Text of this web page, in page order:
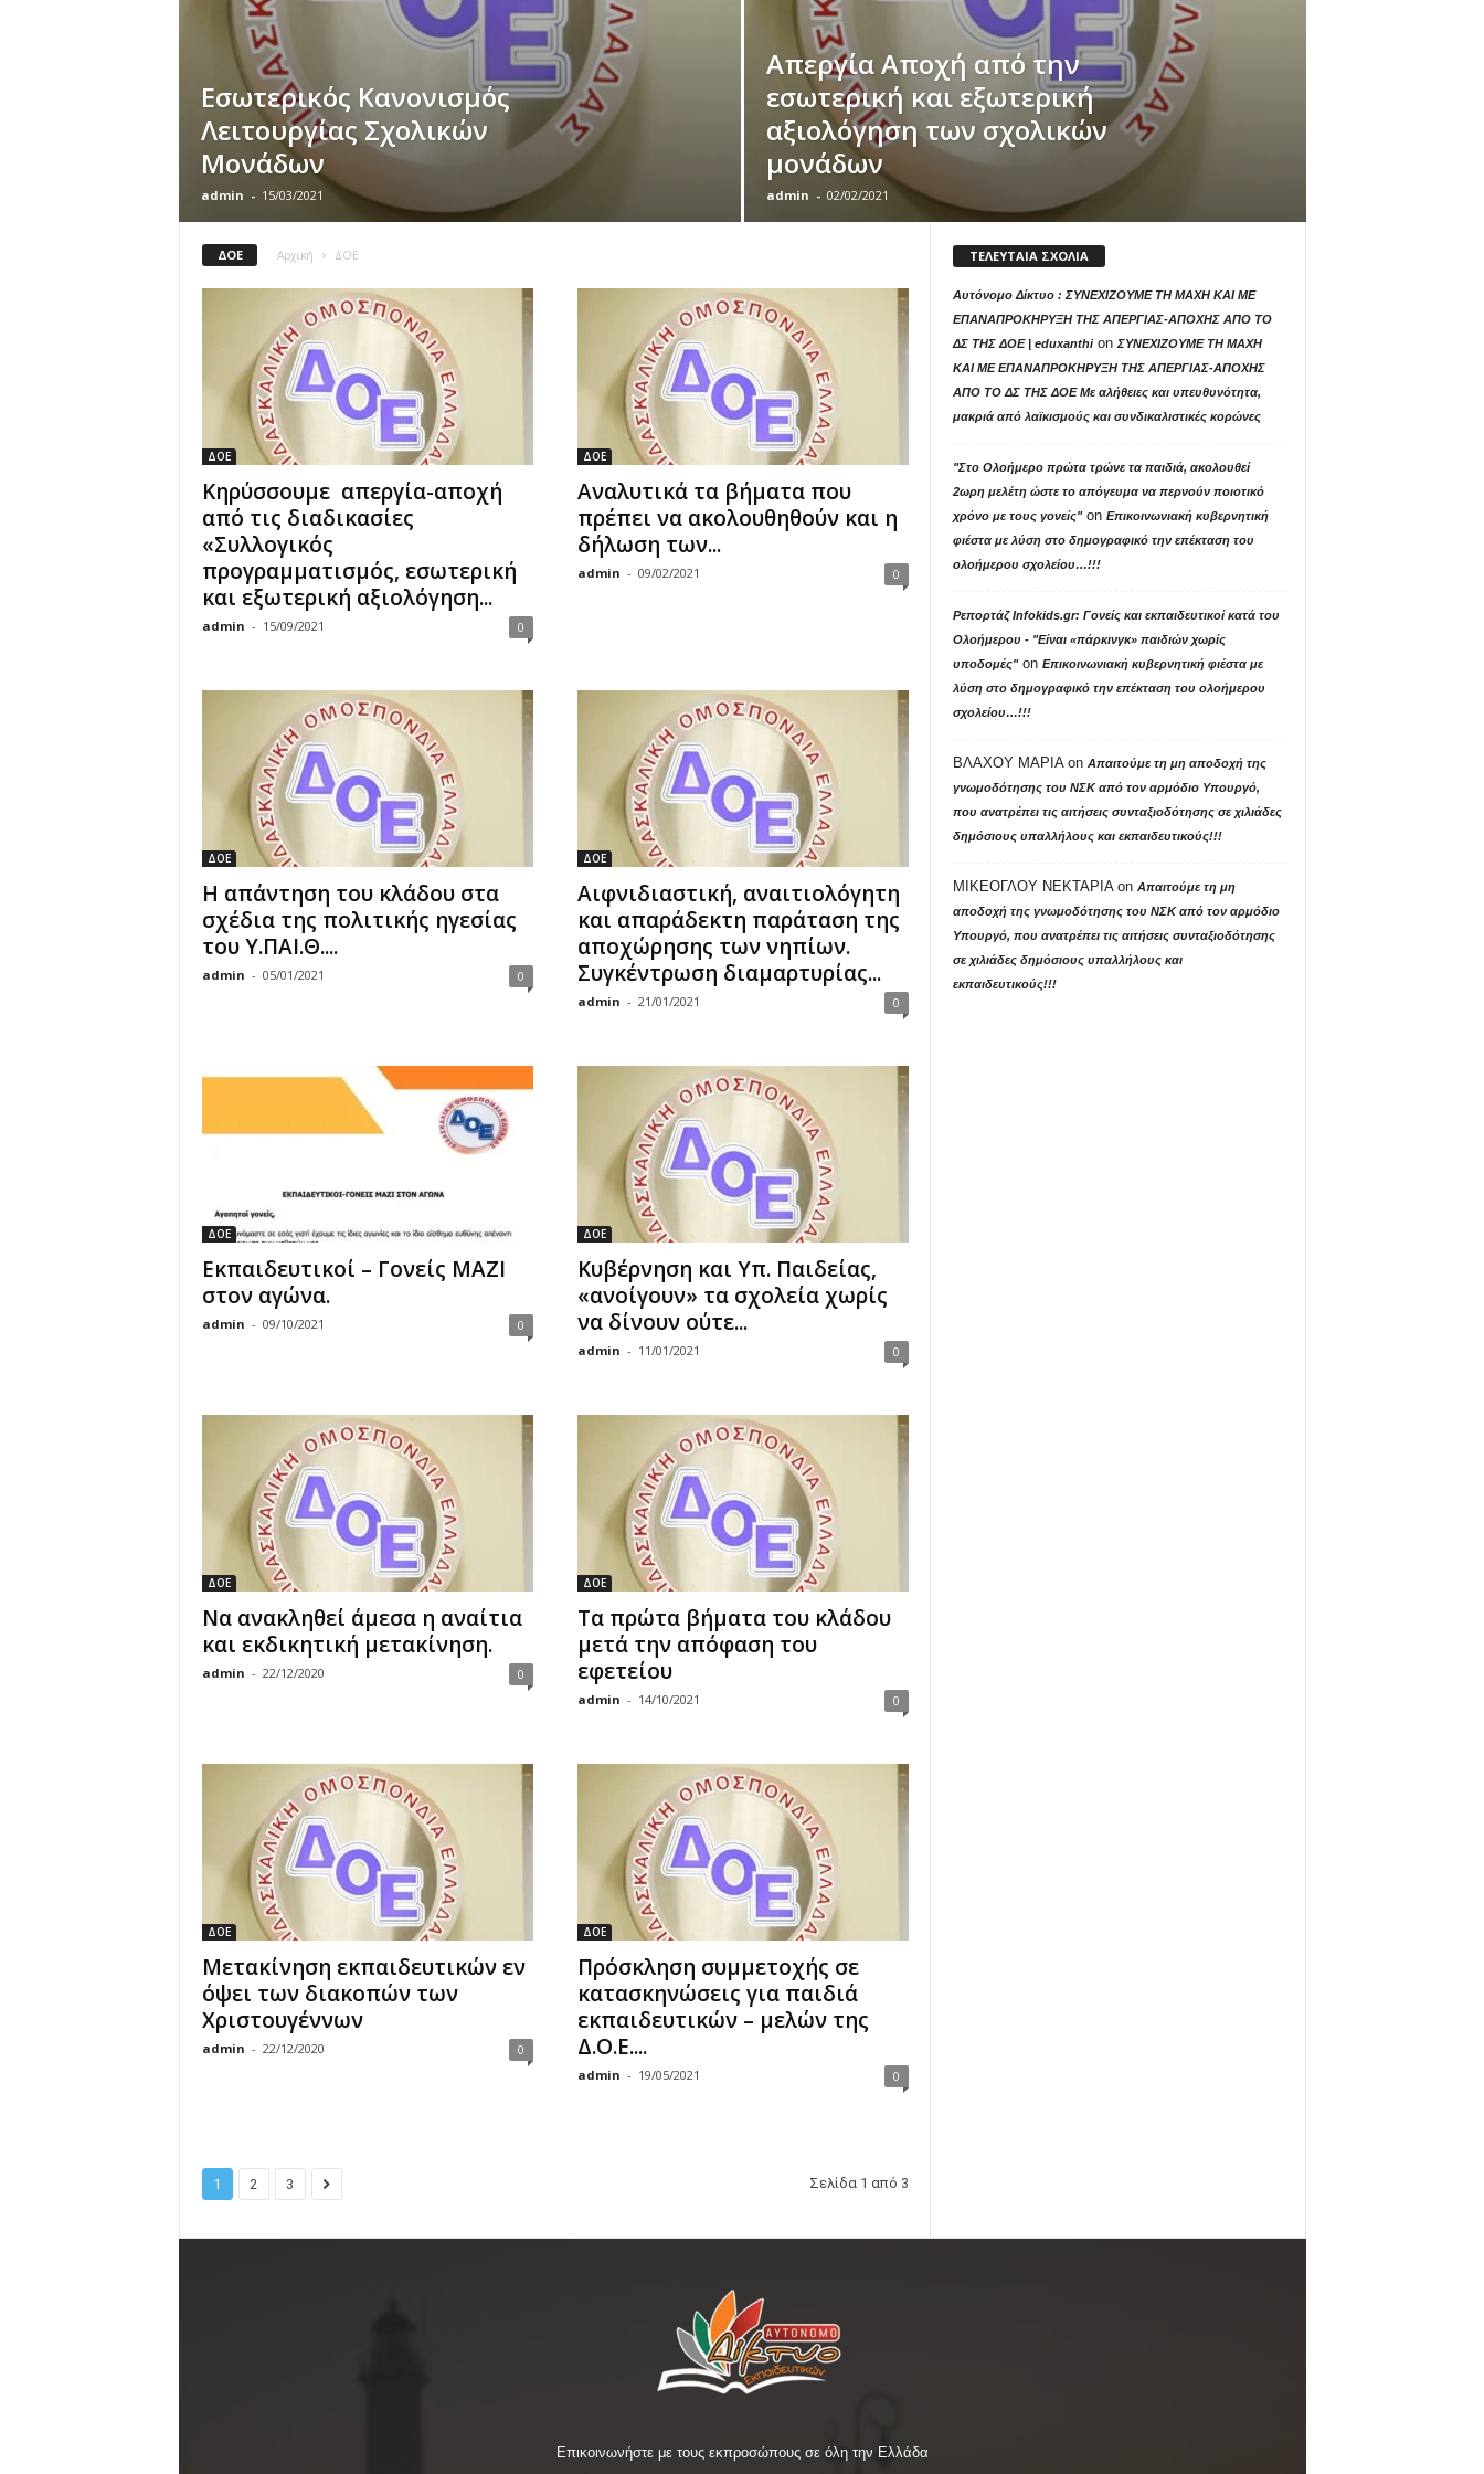
Εσωτερικός Κανονισμός
Λειτουργίας Σχολικών
Μονάδων
admin - 15/03/2021
Απεργία Αποχή από την
εσωτερική και εξωτερική
αξιολόγηση των σχολικών
μονάδων
admin - 02/02/2021
ΔΟΕ Αρχική ΔΟΕ
ΔΟΕ
Κηρύσσουμε απεργία-αποχή
από τις διαδικασίες
«Συλλογικός
προγραμματισμός, εσωτερική
και εξωτερική αξιολόγηση...
admin - 15/09/2021 0
ΔΟΕ
Αναλυτικά τα βήματα που
πρέπει να ακολουθηθούν και η
δήλωση των...
admin - 09/02/2021 0
ΔΟΕ
Η απάντηση του κλάδου στα
σχέδια της πολιτικής ηγεσίας
του Υ.ΠΑΙ.Θ....
admin - 05/01/2021 0
ΔΟΕ
Αιφνιδιαστική, αναιτιολόγητη
και απαράδεκτη παράταση της
αποχώρησης των νηπίων.
Συγκέντρωση διαμαρτυρίας...
admin - 21/01/2021 0
ΔΟΕ
Εκπαιδευτικοί – Γονείς ΜΑΖΙ
στον αγώνα.
admin - 09/10/2021 0
ΔΟΕ
Κυβέρνηση και Υπ. Παιδείας,
«ανοίγουν» τα σχολεία χωρίς
να δίνουν ούτε...
admin - 11/01/2021 0
ΔΟΕ
Να ανακληθεί άμεσα η αναίτια
και εκδικητική μετακίνηση.
admin - 22/12/2020 0
ΔΟΕ
Τα πρώτα βήματα του κλάδου
μετά την απόφαση του
εφετείου
admin - 14/10/2021 0
ΔΟΕ
Μετακίνηση εκπαιδευτικών εν
όψει των διακοπών των
Χριστουγέννων
admin - 22/12/2020 0
ΔΟΕ
Πρόσκληση συμμετοχής σε
κατασκηνώσεις για παιδιά
εκπαιδευτικών – μελών της
Δ.Ο.Ε....
admin - 19/05/2021 0
1 2 3 Σελίδα 1 από 3
ΤΕΛΕΥΤΑΙΑ ΣΧΟΛΙΑ
Αυτόνομο Δίκτυο : ΣΥΝΕΧΙΖΟΥΜΕ ΤΗ ΜΑΧΗ ΚΑΙ ΜΕ
ΕΠΑΝΑΠΡΟΚΗΡΥΞΗ ΤΗΣ ΑΠΕΡΓΙΑΣ-ΑΠΟΧΗΣ ΑΠΟ ΤΟ
ΔΣ ΤΗΣ ΔΟΕ | eduxanthion ΣΥΝΕΧΙΖΟΥΜΕ ΤΗ ΜΑΧΗ
ΚΑΙ ΜΕ ΕΠΑΝΑΠΡΟΚΗΡΥΞΗ ΤΗΣ ΑΠΕΡΓΙΑΣ-ΑΠΟΧΗΣ
ΑΠΟ ΤΟ ΔΣ ΤΗΣ ΔΟΕ Με αλήθειες και υπευθυνότητα,
μακριά από λαϊκισμούς και συνδικαλιστικές κορώνες
"Στο Ολοήμερο πρώτα τρώνε τα παιδιά, ακολουθεί
2ωρη μελέτη ώστε το απόγευμα να περνούν ποιοτικό
χρόνο με τους γονείς"on Επικοινωνιακή κυβερνητική
φιέστα με λύση στο δημογραφικό την επέκταση του
ολοήμερου σχολείου…!!!
Ρεπορτάζ Ιnfokids.gr: Γονείς και εκπαιδευτικοί κατά του
Ολοήμερου - "Είναι «πάρκινγκ» παιδιών χωρίς
υποδομές"on Επικοινωνιακή κυβερνητική φιέστα με
λύση στο δημογραφικό την επέκταση του ολοήμερου
σχολείου…!!!
ΒΛΑΧΟΥ ΜΑΡΙΑon Απαιτούμε τη μη αποδοχή της
γνωμοδότησης του ΝΣΚ από τον αρμόδιο Υπουργό,
που ανατρέπει τις αιτήσεις συνταξιοδότησης σε χιλιάδες
δημόσιους υπαλλήλους και εκπαιδευτικούς!!!
ΜΙΚΕΟΓΛΟΥ ΝΕΚΤΑΡΙΑon Απαιτούμε τη μη
αποδοχή της γνωμοδότησης του ΝΣΚ από τον αρμόδιο
Υπουργό, που ανατρέπει τις αιτήσεις συνταξιοδότησης
σε χιλιάδες δημόσιους υπαλλήλους και
εκπαιδευτικούς!!!
Επικοινωνήστε με τους εκπροσώπους σε όλη την Ελλάδα